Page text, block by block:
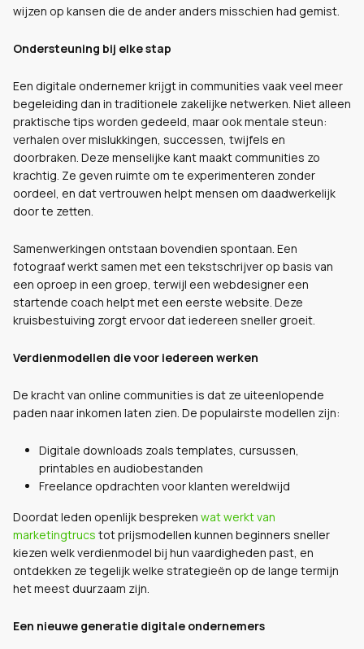
wijzen op kansen die de ander anders misschien had gemist.
Ondersteuning bij elke stap
Een digitale ondernemer krijgt in communities vaak veel meer
begeleiding dan in traditionele zakelijke netwerken. Niet alleen
praktische tips worden gedeeld, maar ook mentale steun:
verhalen over mislukkingen, successen, twijfels en
doorbraken. Deze menselijke kant maakt communities zo
krachtig. Ze geven ruimte om te experimenteren zonder
oordeel, en dat vertrouwen helpt mensen om daadwerkelijk
door te zetten.
Samenwerkingen ontstaan bovendien spontaan. Een
fotograaf werkt samen met een tekstschrijver op basis van
een oproep in een groep, terwijl een webdesigner een
startende coach helpt met een eerste website. Deze
kruisbestuiving zorgt ervoor dat iedereen sneller groeit.
Verdienmodellen die voor iedereen werken
De kracht van online communities is dat ze uiteenlopende
paden naar inkomen laten zien. De populairste modellen zijn:
Digitale downloads zoals templates, cursussen,
printables en audiobestanden
Freelance opdrachten voor klanten wereldwijd
Doordat leden openlijk bespreken wat werkt van
marketingtrucs tot prijsmodellen kunnen beginners sneller
kiezen welk verdienmodel bij hun vaardigheden past, en
ontdekken ze tegelijk welke strategieën op de lange termijn
het meest duurzaam zijn.
Een nieuwe generatie digitale ondernemers